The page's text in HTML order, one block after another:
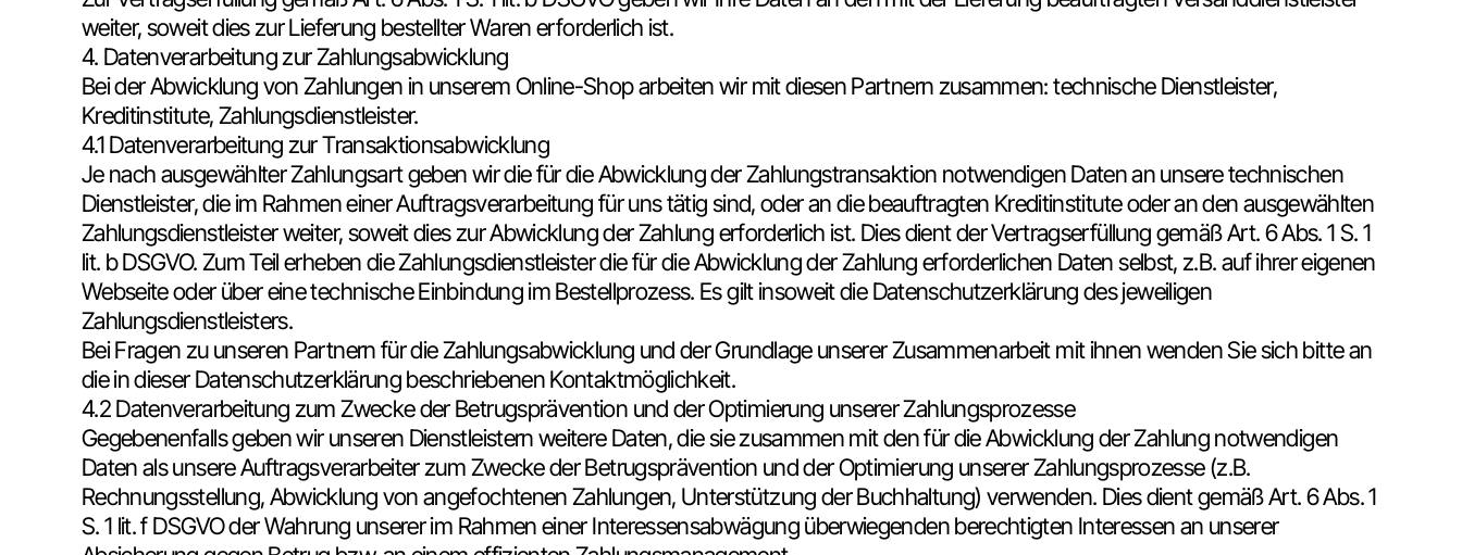
weiter, soweit dies zur Lieferung bestellter Waren erforderlich ist.
4. Datenverarbeitung zur Zahlungsabwicklung
Bei der Abwicklung von Zahlungen in unserem Online-Shop arbeiten wir mit diesen Partnern zusammen: technische Dienstleister,
Kreditinstitute, Zahlungsdienstleister.
4.1 Datenverarbeitung zur Transaktionsabwicklung
Je nach ausgewählter Zahlungsart geben wir die für die Abwicklung der Zahlungstransaktion notwendigen Daten an unsere technischen
Dienstleister, die im Rahmen einer Auftragsverarbeitung für uns tätig sind, oder an die beauftragten Kreditinstitute oder an den ausgewählten
Zahlungsdienstleister weiter, soweit dies zur Abwicklung der Zahlung erforderlich ist. Dies dient der Vertragserfüllung gemäß Art. 6 Abs. 1 S. 1
lit. b DSGVO. Zum Teil erheben die Zahlungsdienstleister die für die Abwicklung der Zahlung erforderlichen Daten selbst, z.B. auf ihrer eigenen
Webseite oder über eine technische Einbindung im Bestellprozess. Es gilt insoweit die Datenschutzerklärung des jeweiligen
Zahlungsdienstleisters.
Bei Fragen zu unseren Partnern für die Zahlungsabwicklung und der Grundlage unserer Zusammenarbeit mit ihnen wenden Sie sich bitte an
die in dieser Datenschutzerklärung beschriebenen Kontaktmöglichkeit.
4.2 Datenverarbeitung zum Zwecke der Betrugsprävention und der Optimierung unserer Zahlungsprozesse
Gegebenenfalls geben wir unseren Dienstleistern weitere Daten, die sie zusammen mit den für die Abwicklung der Zahlung notwendigen
Daten als unsere Auftragsverarbeiter zum Zwecke der Betrugsprävention und der Optimierung unserer Zahlungsprozesse (z.B.
Rechnungsstellung, Abwicklung von angefochtenen Zahlungen, Unterstützung der Buchhaltung) verwenden. Dies dient gemäß Art. 6 Abs. 1
S. 1 lit. f DSGVO der Wahrung unserer im Rahmen einer Interessensabwägung überwiegenden berechtigten Interessen an unserer